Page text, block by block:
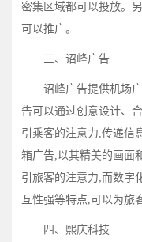
密集区域都可以投放。
可以推广。
三、诏峰广告
诏峰广告提供机场
告可以通过创意设计、
引乘客的注意力,传递信
箱广告,以其精美的画面
引旅客的注意力;而数字
互性强等特点,可以为旅
四、熙庆科技